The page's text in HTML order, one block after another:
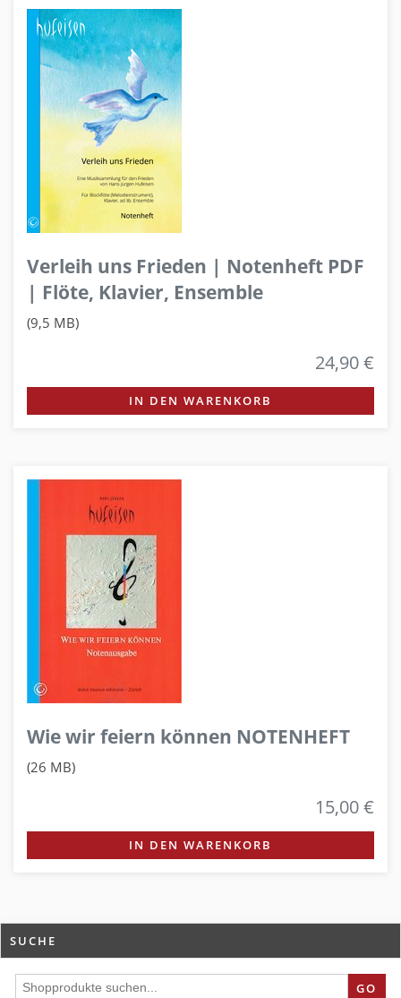
Verleih uns Frieden | Notenheft PDF
| Flöte, Klavier, Ensemble
(9,5 MB)
24,90 €
IN DEN WARENKORB
Wie wir feiern können NOTENHEFT
(26 MB)
15,00 €
IN DEN WARENKORB
SUCHE
GO